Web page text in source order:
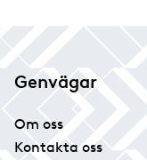
Genvägar
Om oss
Kontakta oss